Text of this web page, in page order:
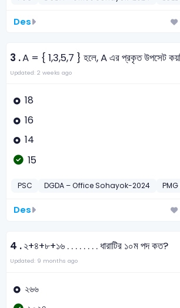
Des
3 .A = { 1,3,5,7 } হলে, A এর প্রকৃত উপসেট
Updated: 2 weeks ago
18
16
14
15
PSC DGDA – Office Sohayok-2024
Des
4 .২+৪+৮+১৬ . . . . . . . . ধারাটির ১০ম পদ কত?
Updated: 9 months ago
২৬৬